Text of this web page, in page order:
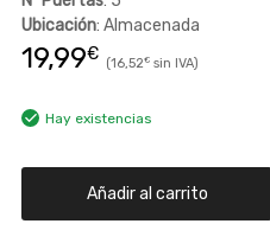
Ubicación: Almacenada
19,99€ 16,52€
Hay existencias
Añadir al carrito